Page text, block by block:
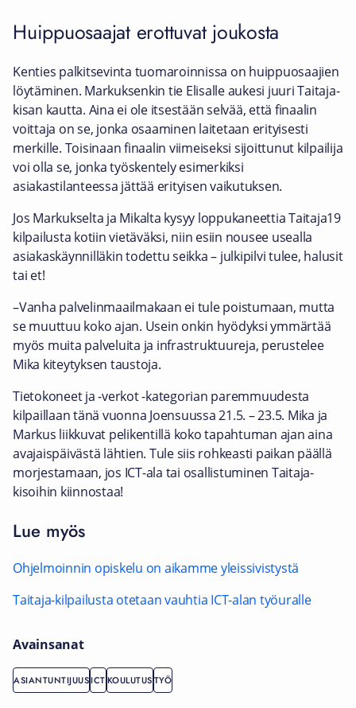
Huippuosaajat erottuvat joukosta
Kenties palkitsevinta tuomaroinnissa on huippuosaajien
löytäminen. Markuksenkin tie Elisalle aukesi juuri Taitaja-
kisan kautta. Aina ei ole itsestään selvää, että finaalin
voittaja on se, jonka osaaminen laitetaan erityisesti
merkille. Toisinaan finaalin viimeiseksi sijoittunut kilpailija
voi olla se, jonka työskentely esimerkiksi
asiakastilanteessa jättää erityisen vaikutuksen.
Jos Markukselta ja Mikalta kysyy loppukaneettia Taitaja19
kilpailusta kotiin vietäväksi, niin esiin nousee usealla
asiakaskäynnilläkin todettu seikka – julkipilvi tulee, halusit
tai et!
–Vanha palvelinmaailmakaan ei tule poistumaan, mutta
se muuttuu koko ajan. Usein onkin hyödyksi ymmärtää
myös muita palveluita ja infrastruktuureja, perustelee
Mika kiteytyksen taustoja.
Tietokoneet ja -verkot -kategorian paremmuudesta
kilpaillaan tänä vuonna Joensuussa 21.5. – 23.5. Mika ja
Markus liikkuvat pelikentillä koko tapahtuman ajan aina
avajaispäivästä lähtien. Tule siis rohkeasti paikan päällä
morjestamaan, jos ICT-ala tai osallistuminen Taitaja-
kisoihin kiinnostaa!
Lue myös
Ohjelmoinnin opiskelu on aikamme yleissivistystä
Taitaja-kilpailusta otetaan vauhtia ICT-alan työuralle
Avainsanat
ASIANTUNTIJUUSICTKOULUTUSTYÖ